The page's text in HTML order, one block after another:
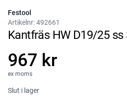
Festool
Artikelnr:492661
Kantfräs HW D19/25 ss
967 kr
ex moms
Slut i lager